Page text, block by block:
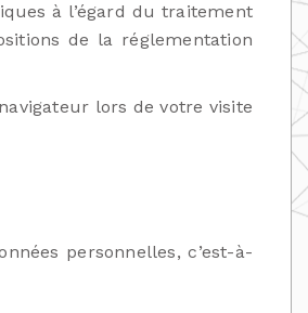
à l’égard du traitement
de la réglementation
lors de votre visite
personnelles, c’est-à-